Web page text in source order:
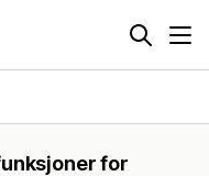
for